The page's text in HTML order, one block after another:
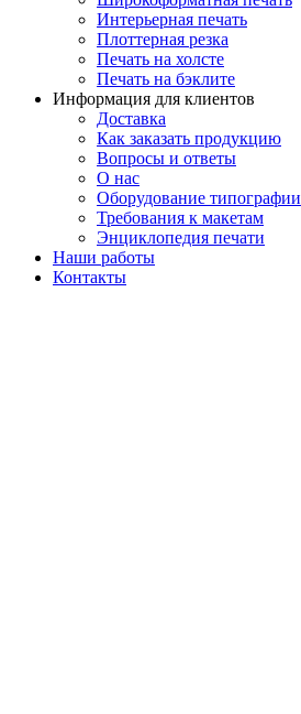
Интерьерная печать
Плоттерная резка
Печать на холсте
Печать на бэклите
Информация для клиентов
Доставка
Как заказать продукцию
Вопросы и ответы
О нас
Оборудование типографии
Требования к макетам
Энциклопедия печати
Наши работы
Контакты